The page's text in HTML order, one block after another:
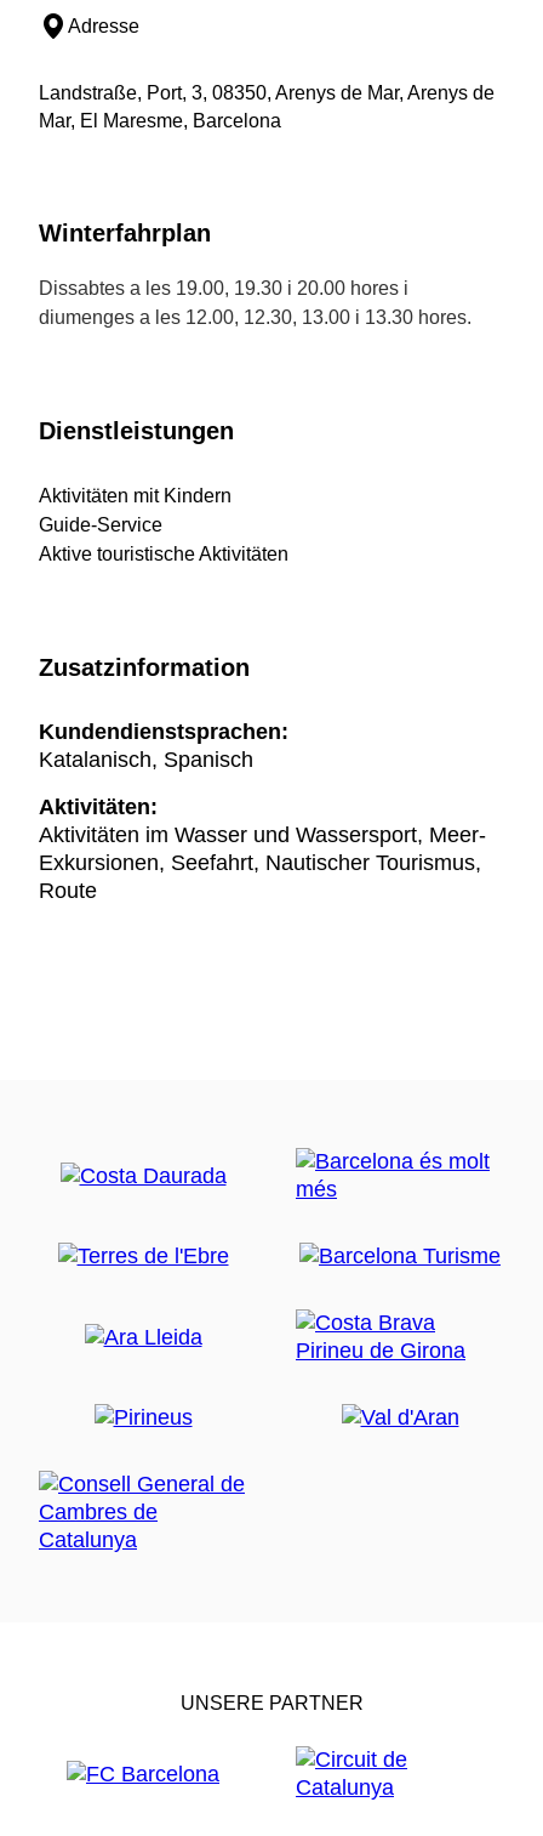
Adresse
Landstraße, Port, 3, 08350, Arenys de Mar, Arenys de
Mar, El Maresme, Barcelona
Winterfahrplan
Dissabtes a les 19.00, 19.30 i 20.00 hores i
diumenges a les 12.00, 12.30, 13.00 i 13.30 hores.
Dienstleistungen
Aktivitäten mit Kindern
Guide-Service
Aktive touristische Aktivitäten
Zusatzinformation
Kundendienstsprachen:
Katalanisch, Spanisch
Aktivitäten:
Aktivitäten im Wasser und Wassersport, Meer-
Exkursionen, Seefahrt, Nautischer Tourismus,
Route
UNSERE PARTNER